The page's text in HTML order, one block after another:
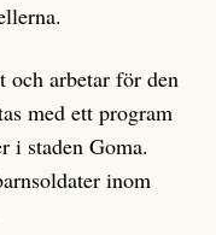
och arbetar för den
med ett program
i staden Goma.
inom